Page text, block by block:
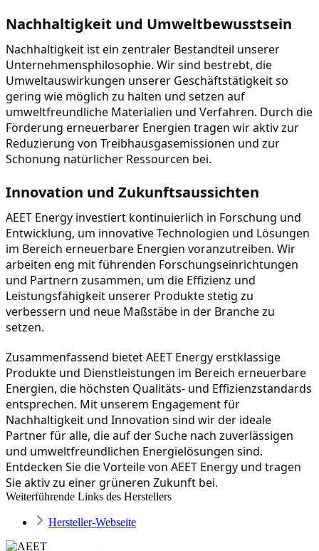
Nachhaltigkeit und Umweltbewusstsein
Nachhaltigkeit ist ein zentraler Bestandteil unserer
Unternehmensphilosophie. Wir sind bestrebt, die
Umweltauswirkungen unserer Geschäftstätigkeit so
gering wie möglich zu halten und setzen auf
umweltfreundliche Materialien und Verfahren. Durch die
Förderung erneuerbarer Energien tragen wir aktiv zur
Reduzierung von Treibhausgasemissionen und zur
Schonung natürlicher Ressourcen bei.
Innovation und Zukunftsaussichten
AEET Energy investiert kontinuierlich in Forschung und
Entwicklung, um innovative Technologien und Lösungen
im Bereich erneuerbare Energien voranzutreiben. Wir
arbeiten eng mit führenden Forschungseinrichtungen
und Partnern zusammen, um die Effizienz und
Leistungsfähigkeit unserer Produkte stetig zu
verbessern und neue Maßstäbe in der Branche zu
setzen.
Zusammenfassend bietet AEET Energy erstklassige
Produkte und Dienstleistungen im Bereich erneuerbare
Energien, die höchsten Qualitäts- und Effizienzstandards
entsprechen. Mit unserem Engagement für
Nachhaltigkeit und Innovation sind wir der ideale
Partner für alle, die auf der Suche nach zuverlässigen
und umweltfreundlichen Energielösungen sind.
Entdecken Sie die Vorteile von AEET Energy und tragen
Sie aktiv zu einer grüneren Zukunft bei.
Weiterführende Links des Herstellers
Hersteller-Webseite